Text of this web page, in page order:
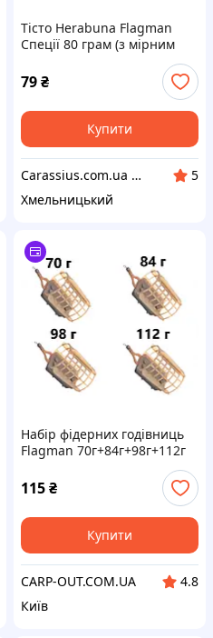
Тісто Herabuna Flagman
Спеції 80 грам (з мірним
79₴
Купити
Carassius.com.ua - Все для риболовлі та відпочинку
5
Хмельницький
Набір фідерних годівниць
Flagman 70г+84г+98г+112г
115₴
Купити
CARP-OUT.COM.UA
4.8
Київ